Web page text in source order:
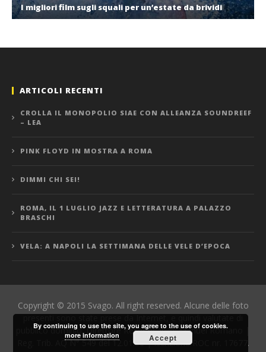
I migliori film sugli squali per un’estate da brividi
ARTICOLI RECENTI
CROLLA IL MONOPOLIO SIAE CON ALLEANZA SOUNDREEF
– LEA
PINK FLOYD IN MOSTRA A ROMA
DIMMI CHI SEI!
ROMA, IL 1 LUGLIO JAZZ E LETTERATURA A PALAZZO
BRASCHI
VELA: A NAPOLI LA SETTIMANA DELLE VELE D’EPOCA
Copyright © 2015 Svago. All right reserved. Alcune delle foto
presenti sono state prese da Internet, e quindi valutate di
pubblico dominio. Direttore Responsabile: Manuel Romano |
Reg. Trib. AQ N° 549 del 12.01.06 | Iscrizione ROC nr. 17677.
By continuing to use the site, you agree to the use of cookies.
more information
Accept